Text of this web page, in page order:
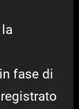
fase di